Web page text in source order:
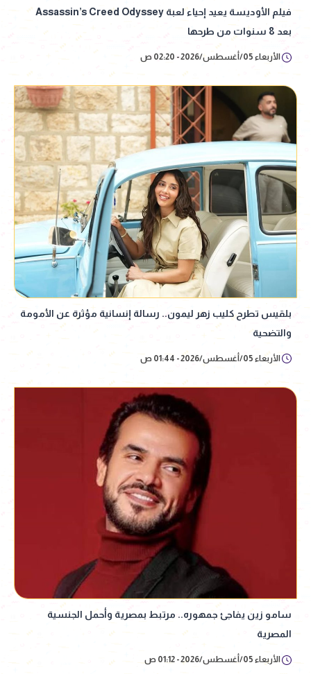
فيلم الأوديسة يعيد إحياء لعبة Assassin’s Creed Odyssey
بعد 8 سنوات من طرحها
الأربعاء 05/أغسطس/2026 - 02:20 ص
بلقيس تطرح كليب زهر ليمون.. رسالة إنسانية مؤثرة عن الأمومة
والتضحية
الأربعاء 05/أغسطس/2026 - 01:44 ص
سامو زين يفاجئ جمهوره.. مرتبط بمصرية وأحمل الجنسية
المصرية
الأربعاء 05/أغسطس/2026 - 01:12 ص